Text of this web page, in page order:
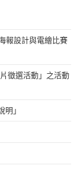
報設計與電繪比賽
徵選活動」之活動
」